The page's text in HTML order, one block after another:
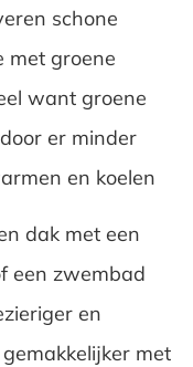
schone
met groene
want groene
er minder
en koelen
dak met een
een zwembad
en
met